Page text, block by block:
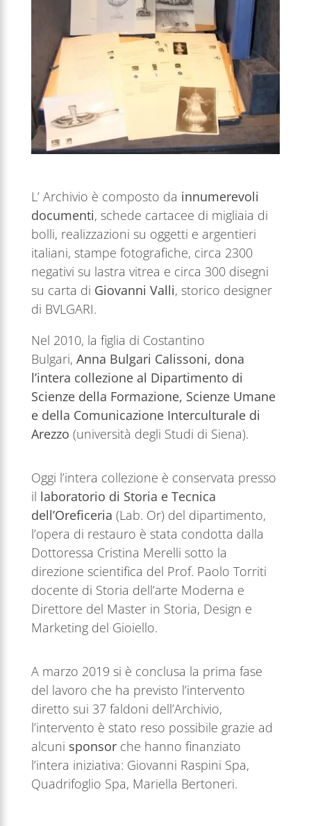
L’ Archivio è composto da innumerevoli
documenti, schede cartacee di migliaia di
bolli, realizzazioni su oggetti e argentieri
italiani, stampe fotografiche, circa 2300
negativi su lastra vitrea e circa 300 disegni
su carta di Giovanni Valli, storico designer
di BVLGARI.
Nel 2010, la figlia di Costantino
Bulgari, Anna Bulgari Calissoni, dona
l’intera collezione al Dipartimento di
Scienze della Formazione, Scienze Umane
e della Comunicazione Interculturale di
Arezzo (università degli Studi di Siena).
Oggi l’intera collezione è conservata presso
il laboratorio di Storia e Tecnica
dell’Oreficeria (Lab. Or) del dipartimento,
l’opera di restauro è stata condotta dalla
Dottoressa Cristina Merelli sotto la
direzione scientifica del Prof. Paolo Torriti
docente di Storia dell’arte Moderna e
Direttore del Master in Storia, Design e
Marketing del Gioiello.
A marzo 2019 si è conclusa la prima fase
del lavoro che ha previsto l’intervento
diretto sui 37 faldoni dell’Archivio,
l’intervento è stato reso possibile grazie ad
alcuni sponsorche hanno finanziato
l’intera iniziativa: Giovanni Raspini Spa,
Quadrifoglio Spa, Mariella Bertoneri.